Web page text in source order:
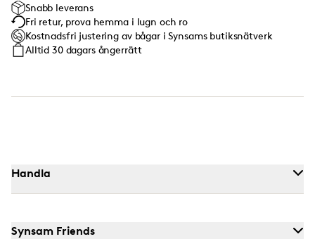
Snabb leverans
Fri retur, prova hemma i lugn och ro
Kostnadsfri justering av bågar i Synsams butiksnätverk
Alltid 30 dagars ångerrätt
Handla
Synsam Friends